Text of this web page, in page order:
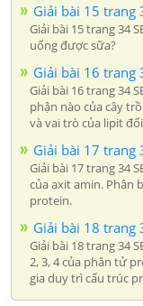
Giải bài 15 trang
Giải bài 15 trang 34
uống được sữa?
Giải bài 16 trang
Giải bài 16 trang 34
phận nào của cây
và vai trò của lipit
Giải bài 17 trang
Giải bài 17 trang 34
của axit amin. Phân
protein.
Giải bài 18 trang
Giải bài 18 trang 34
2, 3, 4 của phân tử
gia duy trì cấu trúc